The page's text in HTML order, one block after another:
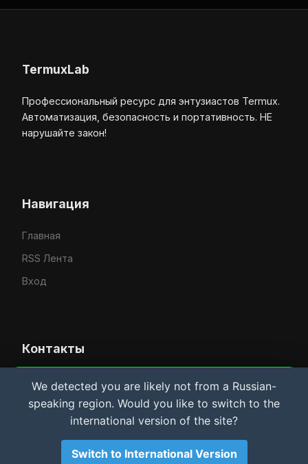
We detected you are likely not from a Russian-
speaking region. Would you like to switch to the
international version of the site?
Switch to International Version
TermuxLab
Профессиональный ресурс для энтузиастов Termux.
Автоматизация, безопасность и портативность. НЕ
нарушайте закон!
Навигация
Главная
RSS Лента
Вход
Контакты
Усачёв Денис Евгеньевич
IT-услуги в Рыбинске
Важная информация и Cookie
Мы используем файлы cookie для аналитики.
Материалы сайта носятисключительно
ответственности за возможный ущерб оборудованию
или ПО. Используя сайт, вы соглашаетесь с этими